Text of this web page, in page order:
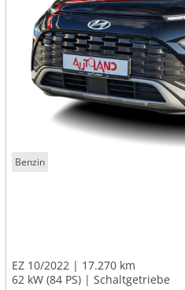
Benzin
EZ 10/2022
17.270 km
62 kW (84 PS)
Schaltgetriebe